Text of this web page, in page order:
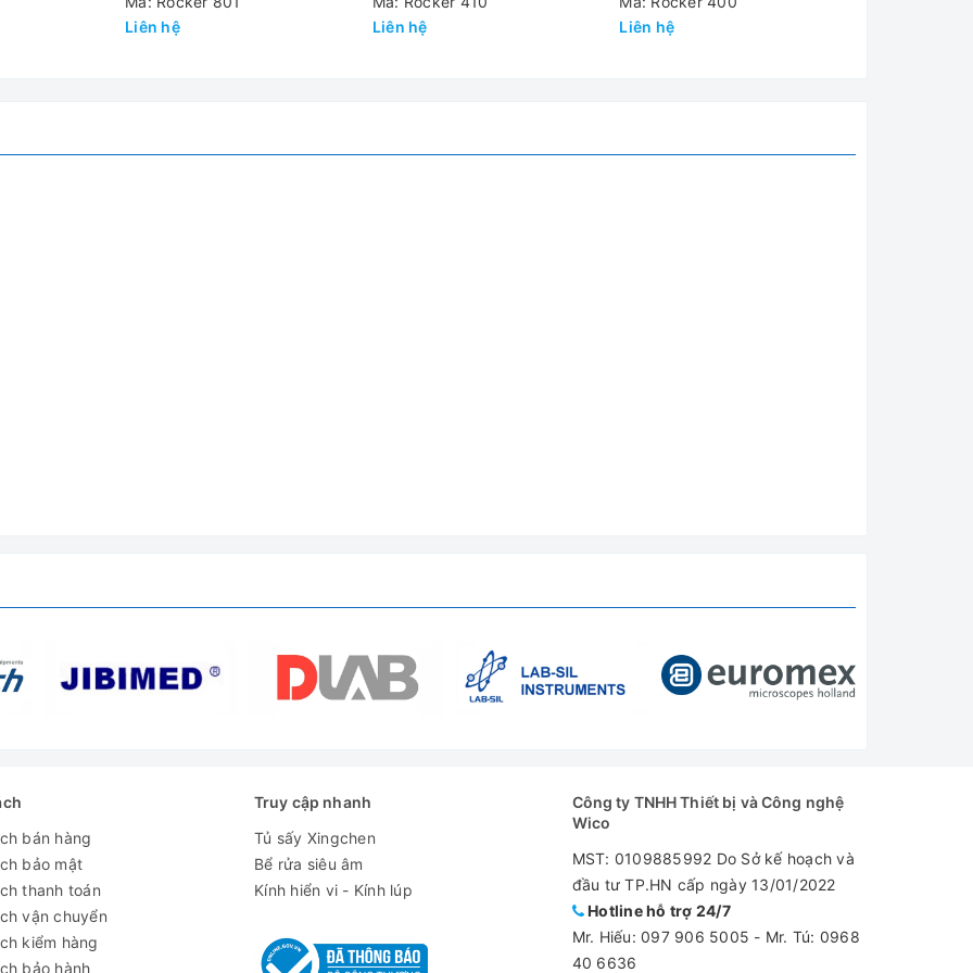
Liên hệ
Liên hệ
Liên hệ
bán hàng
bảo mật
thanh toán
vận chuyển
kiểm hàng
bảo hành
Truy cập nhanh
Tủ sấy Xingchen
Bể rửa siêu âm
Kính hiển vi - Kính lúp
Công ty TNHH Thiết bị và Công nghệ
Wico
MST: 0109885992 Do Sở kế hoạch và
đầu tư TP.HN cấp ngày 13/01/2022
Hotline hỗ trợ 24/7
Mr. Hiếu: 097 906 5005 - Mr. Tú: 0968
40 6636